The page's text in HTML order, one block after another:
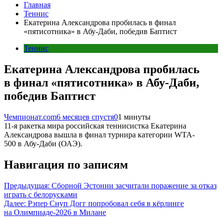
Главная
Теннис
Екатерина Александрова пробилась в финал
«пятисотника» в Абу-Даби, победив Баптист
Теннис
Екатерина Александрова пробилась
в финал «пятисотника» в Абу-Даби,
победив Баптист
Чемпионат.com6 месяцев спустя01 минуты
11-я ракетка мира российская теннисистка Екатерина
Александрова вышла в финал турнира категории WTA-
500 в Абу-Даби (ОАЭ).
Навигация по записям
Предыдущая: Сборной Эстонии засчитали поражение за отказ
играть с белорусками
Далее: Рэпер Снуп Догг попробовал себя в кёрлинге
на Олимпиаде-2026 в Милане